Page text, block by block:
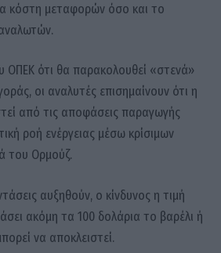
κόστη μεταφορών όσο και το
ΟΠΕΚ ότι θα παρακολουθεί «στενά»
οι αναλυτές επισημαίνουν ότι η
από τις αποφάσεις παραγωγής
ροή ενέργειας μέσω κρίσιμων
του Ορμούζ.
αυξηθούν, ο κίνδυνος η τιμή
ακόμη τα 100 δολάρια το βαρέλι ή
να αποκλειστεί.